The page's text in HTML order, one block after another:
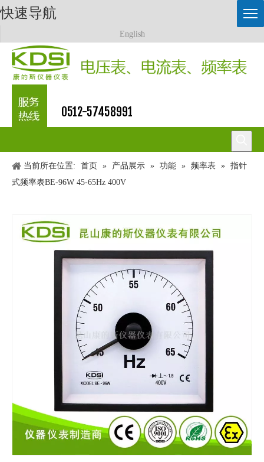
快速导航
English
0512-57458991
当前所在位置: 首页 » 产品展示 » 功能 » 频率表 » 指针
式频率表BE-96W 45-65Hz 400V